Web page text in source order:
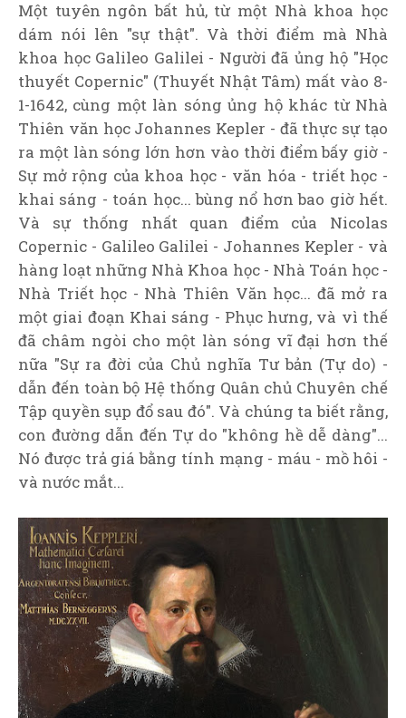
Một tuyên ngôn bất hủ, từ một Nhà khoa học
dám nói lên "sự thật". Và thời điểm mà Nhà
khoa học Galileo Galilei - Người đã ủng hộ "Học
thuyết Copernic" (Thuyết Nhật Tâm) mất vào 8-
1-1642, cùng một làn sóng ủng hộ khác từ Nhà
Thiên văn học Johannes Kepler - đã thực sự tạo
ra một làn sóng lớn hơn vào thời điểm bấy giờ -
Sự mở rộng của khoa học - văn hóa - triết học -
khai sáng - toán học... bùng nổ hơn bao giờ hết.
Và sự thống nhất quan điểm của Nicolas
Copernic - Galileo Galilei - Johannes Kepler - và
hàng loạt những Nhà Khoa học - Nhà Toán học -
Nhà Triết học - Nhà Thiên Văn học... đã mở ra
một giai đoạn Khai sáng - Phục hưng, và vì thế
đã châm ngòi cho một làn sóng vĩ đại hơn thế
nữa "Sự ra đời của Chủ nghĩa Tư bản (Tự do) -
dẫn đến toàn bộ Hệ thống Quân chủ Chuyên chế
Tập quyền sụp đổ sau đó". Và chúng ta biết rằng,
con đường dẫn đến Tự do "không hề dễ dàng"...
Nó được trả giá bằng tính mạng - máu - mồ hôi -
và nước mắt...